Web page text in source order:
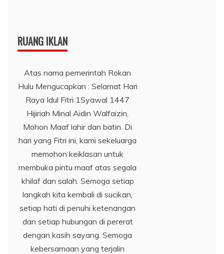
RUANG IKLAN
Atas nama pemerintah Rokan
Hulu Mengucapkan : Selamat Hari
Raya Idul Fitri 1Syawal 1447
Hijiriah Minal Aidin Walfaizin,
Mohon Maaf lahir dan batin. Di
hari yang Fitri ini, kami sekeluarga
memohon keiklasan untuk
membuka pintu maaf atas segala
khilaf dan salah. Semoga setiap
langkah kita kembali di sucikan,
setiap hati di penuhi ketenangan
dan setiap hubungan di pererat
dengan kasih sayang. Semoga
kebersamaan yang terjalin